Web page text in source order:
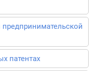
патентах